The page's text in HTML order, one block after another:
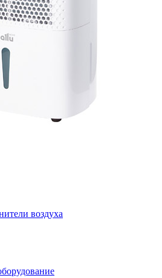
воздуха